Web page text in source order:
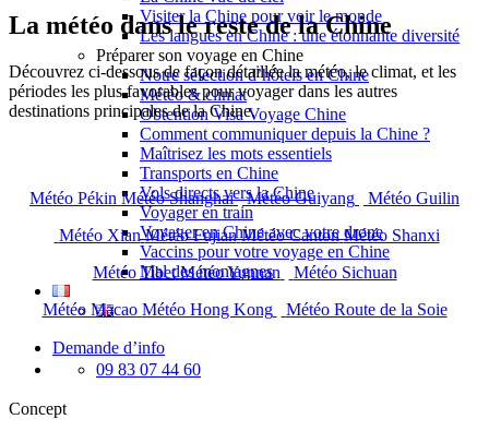
Visiter la Chine pour voir le monde
Les langues en Chine : une étonnante diversité
Préparer son voyage en Chine
Notre sélection d’hôtels en Chine
Météo & climat
Obtention Visa Voyage Chine
Comment communiquer depuis la Chine ?
Maîtrisez les mots essentiels
Transports en Chine
Vols directs vers la Chine
Voyager en train
Voyager en Chine avec votre drone
Vaccins pour votre voyage en Chine
Mal des montagnes
Demande d’info
09 83 07 44 60
La météo dans le reste de la Chine
Découvrez ci-dessous de façon détaillée la météo, le climat, et les
périodes les plus favorables pour voyager dans les autres
destinations principales de la Chine.
Météo Pékin Météo Shanghai Météo Guiyang
Météo Guilin
Météo Xian Météo Fujian Météo Canton Météo Shanxi
Météo Tibet Météo Yunnan
Météo Sichuan
Météo Macao Météo Hong Kong Météo Route de la Soie
Concept